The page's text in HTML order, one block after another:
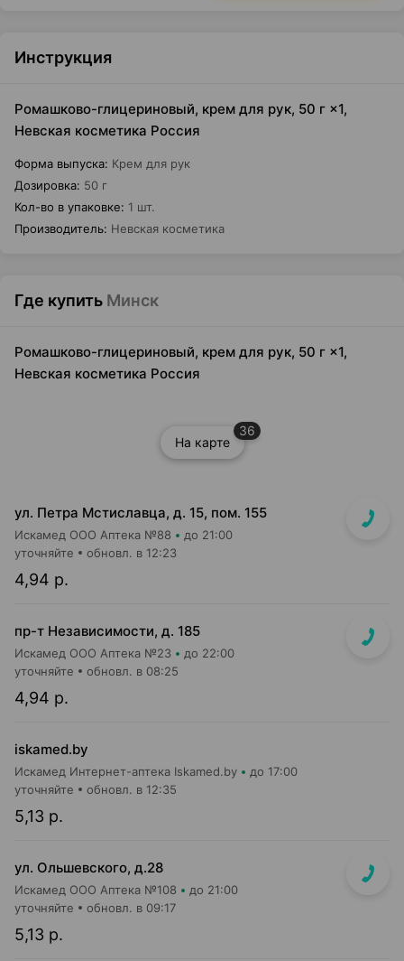
Инструкция
Ромашково-глицериновый, крем для рук, 50 г ×1,
Невская косметика Россия
Форма выпуска: Крем для рук
Дозировка: 50 г
Кол-во в упаковке: 1 шт.
Производитель: Невская косметика
Где купить Минск
Ромашково-глицериновый, крем для рук, 50 г ×1,
Невская косметика Россия
На карте
36
ул. Петра Мстиславца, д. 15, пом. 155
Искамед ООО Аптека №88 до 21:00
4,94 р.
уточняйте обновл. в 12:23
пр-т Независимости, д. 185
Искамед ООО Аптека №23 до 22:00
4,94 р.
уточняйте обновл. в 08:25
iskamed.by
Искамед Интернет-аптека Iskamed.by до 17:00
5,13 р.
уточняйте обновл. в 12:35
ул. Ольшевского, д.28
Искамед ООО Аптека №108 до 21:00
5,13 р.
уточняйте обновл. в 09:17